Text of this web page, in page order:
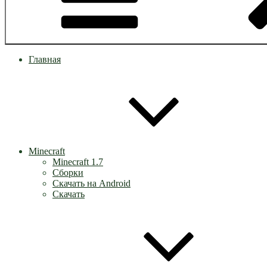
Главная
Minecraft
Minecraft 1.7
Сборки
Скачать на Android
Скачать